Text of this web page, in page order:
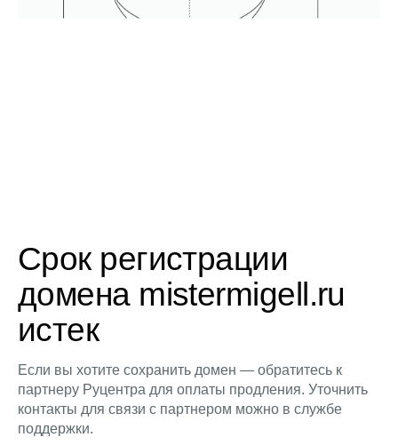
Срок регистрации
домена mistermigell.ru
истек
Если вы хотите сохранить домен — обратитесь к
партнеру Руцентра для оплаты продления. Уточнить
контакты для связи с партнером можно в службе
поддержки.